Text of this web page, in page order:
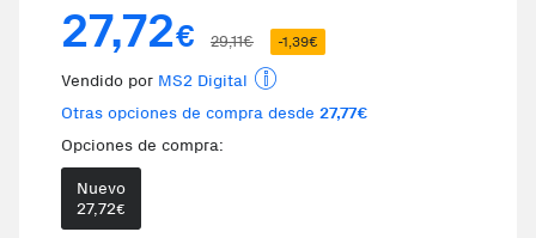
27,72€ 29,11€ -1,39€
Vendido por MS2 Digital
Otras opciones de compra desde 27,77€
Opciones de compra:
Nuevo
27,72€